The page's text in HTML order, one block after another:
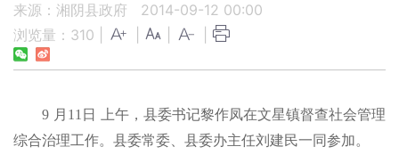
来源：湘阴县政府
2014-09-12 00:00
浏览量： 310
9 月 11 日
上午，县委书记黎作凤在文星镇督查社会管理
综合治理工作。县委常委、县委办主任刘建民一同参加。